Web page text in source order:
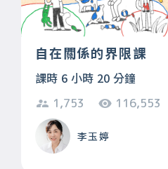
自在關係的界限課
課時 6 小時 20 分鐘
1,753 116,553
李玉婷